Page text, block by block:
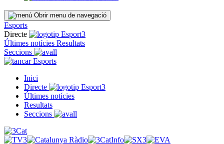
Obrir menu de navegació
Esports
Directe
Últimes notícies Resultats
Seccions
Esports
Inici
Directe
Últimes notícies
Resultats
Seccions